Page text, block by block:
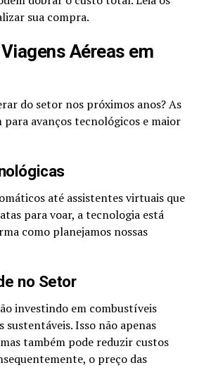
sua compra.
Aéreas em
do setor nos próximos anos? As
avanços tecnológicos e maior
até assistentes virtuais que
para voar, a tecnologia está
como planejamos nossas
no Setor
investindo em combustíveis
sustentáveis. Isso não apenas
também pode reduzir custos
o preço das